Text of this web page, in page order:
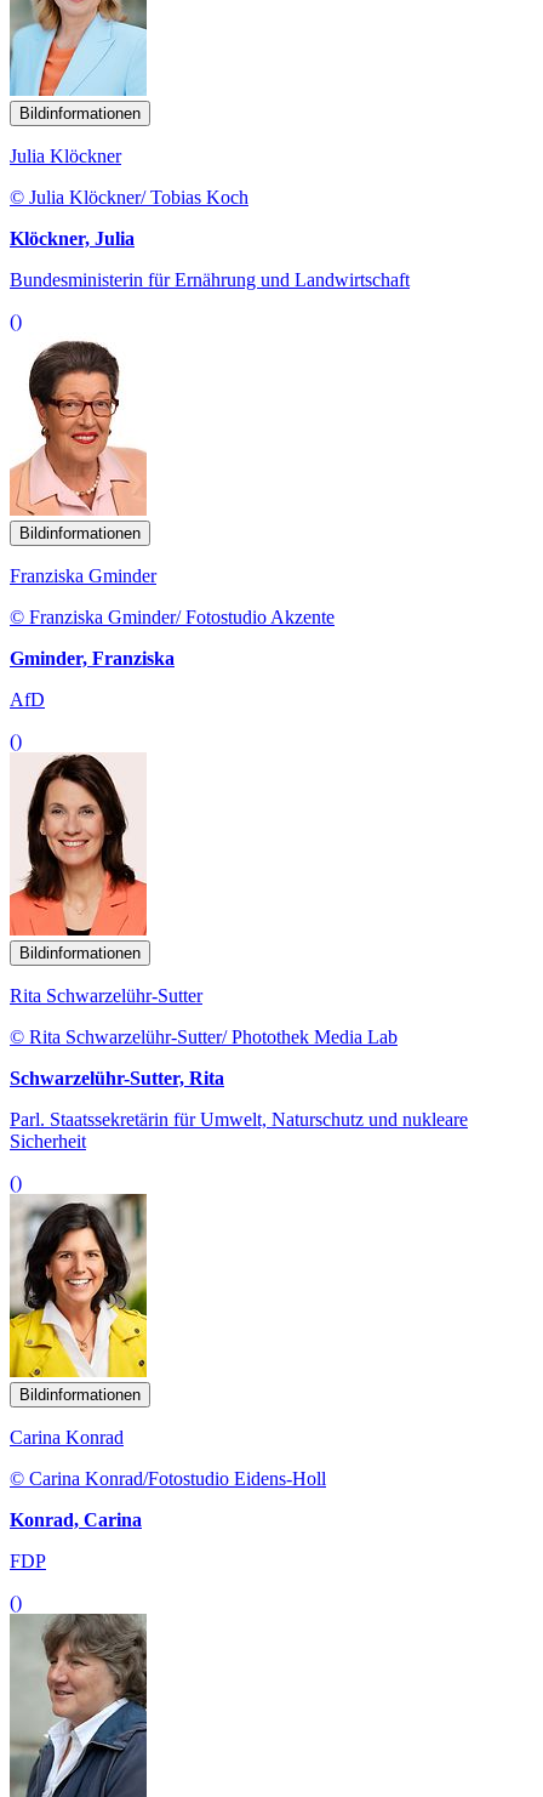
Bildinformationen
Julia Klöckner
© Julia Klöckner/ Tobias Koch
Klöckner, Julia
Bundesministerin für Ernährung und Landwirtschaft
()
Bildinformationen
Franziska Gminder
© Franziska Gminder/ Fotostudio Akzente
Gminder, Franziska
AfD
()
Bildinformationen
Rita Schwarzelühr-Sutter
© Rita Schwarzelühr-Sutter/ Photothek Media Lab
Schwarzelühr-Sutter, Rita
Parl. Staatssekretärin für Umwelt, Naturschutz und nukleare
Sicherheit
()
Bildinformationen
Carina Konrad
© Carina Konrad/Fotostudio Eidens-Holl
Konrad, Carina
FDP
()